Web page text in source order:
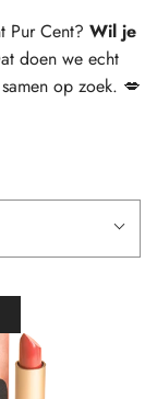
Pur Cent? Wil je
doen we echt
op zoek. 💋